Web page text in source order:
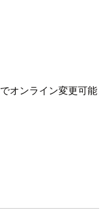
でオンライン変更可能